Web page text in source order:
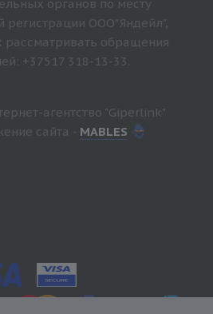
органов по месту
регистрации ООО"Яндейл",
рассматривать обращения
+37517 318-13-33.
агентство "Giperlink"
сайта - MABLES